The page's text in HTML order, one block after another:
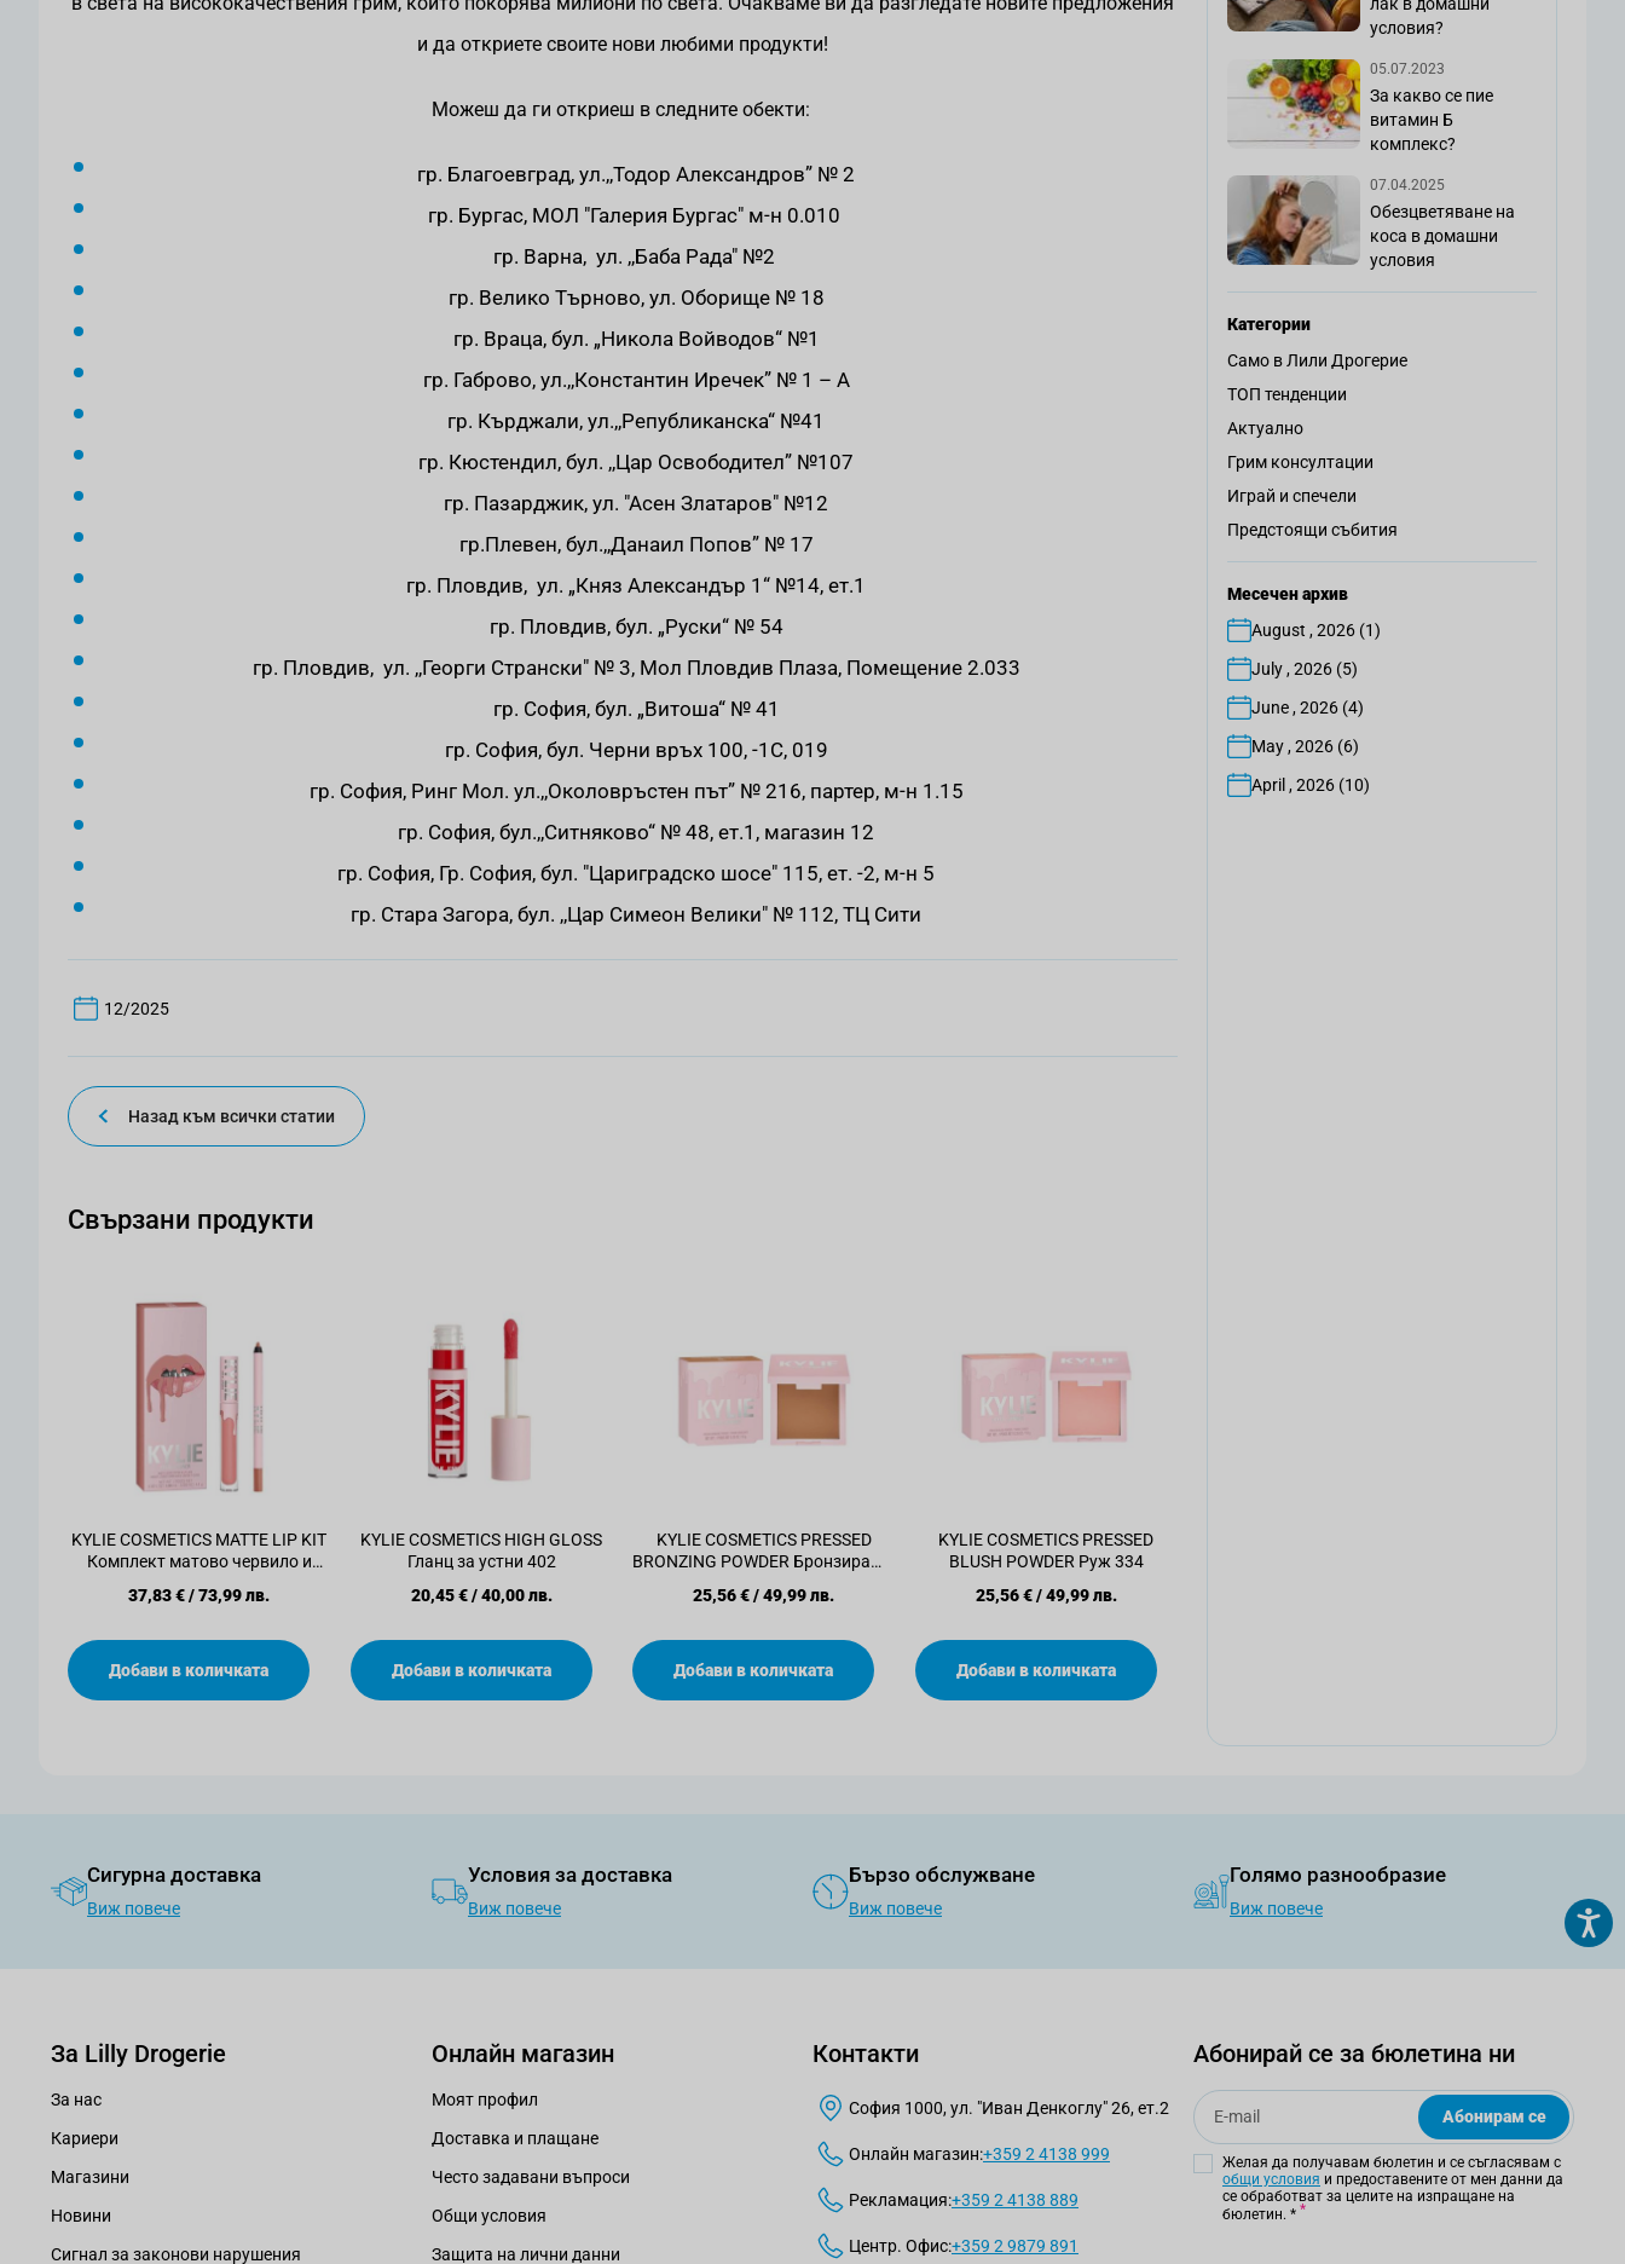
условия?
05.07.2023
За какво се пие
витамин Б
комплекс?
07.04.2025
Обезцветяване на
коса в домашни
условия
Категории
Само в Лили Дрогерие
ТОП тенденции
Актуално
Грим консултации
Играй и спечели
Предстоящи събития
Месечен архив
August , 2026 (1)
July , 2026 (5)
June , 2026 (4)
May , 2026 (6)
April , 2026 (10)
и да откриете своите нови любими продукти!
Можеш да ги откриеш в следните обекти:
гр. Благоевград, ул.,,Тодор Александров” № 2
гр. Бургас, МОЛ "Галерия Бургас" м-н 0.010
гр. Варна, ул. ,,Баба Рада" №2
гр. Велико Търново, ул. Оборище № 18
гр. Враца, бул. „Никола Войводов“ №1
гр. Габрово, ул.,,Константин Иречек” № 1 – А
гр. Кърджали, ул.,,Републиканска“ №41
гр. Кюстендил, бул. ,,Цар Освободител” №107
гр. Пазарджик, ул. "Асен Златаров" №12
гр.Плевен, бул.,,Данаил Попов” № 17
гр. Пловдив, ул. „Княз Александър 1“ №14, ет.1
гр. Пловдив, бул. „Руски“ № 54
гр. Пловдив, ул. ,,Георги Странски" № 3, Мол Пловдив Плаза, Помещение 2.033
гр. София, бул. „Витоша“ № 41
гр. София, бул. Черни връх 100, -1С, 019
гр. София, Ринг Мол. ул.,,Околовръстен път” № 216, партер, м-н 1.15
гр. София, бул.,,Ситняково“ № 48, ет.1, магазин 12
гр. София, Гр. София, бул. "Цариградско шосe" 115, ет. -2, м-н 5
гр. Стара Загора, бул. ,,Цар Симеон Велики" № 112, ТЦ Сити
12/2025
Назад към всички статии
Свързани продукти
KYLIE COSMETICS MATTE LIP KIT
Комплект матово червило и
37,83 €/73,99 лв.
Добави в количката
KYLIE COSMETICS HIGH GLOSS
Гланц за устни 402
20,45 €/40,00 лв.
Добави в количката
KYLIE COSMETICS PRESSED
BRONZING POWDER Бронзираща
25,56 €/49,99 лв.
Добави в количката
KYLIE COSMETICS PRESSED
BLUSH POWDER Руж 334
25,56 €/49,99 лв.
Добави в количката
Сигурна доставка
Виж повече
Условия за доставка
Виж повече
Бързо обслужване
Виж повече
Голямо разнообразие
Виж повече
За Lilly Drogerie
За нас
Кариери
Магазини
Новини
Сигнал за законови нарушения
Онлайн магазин
Моят профил
Доставка и плащане
Често задавани въпроси
Общи условия
Защита на лични данни
Контакти
София 1000, ул. "Иван Денкоглу" 26, ет.2
Онлайн магазин:+359 2 4138 999
Рекламация:+359 2 4138 889
Центр. Офис:+359 2 9879 891
Абонирай се за бюлетина ни
Email
Абонирам се
Желая да получавам бюлетин и се съгласявам с
общи условия и предоставените от мен данни да
се обработват за целите на изпращане на
бюлетин. *